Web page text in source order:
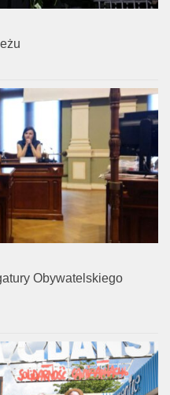
Obywatelskiego